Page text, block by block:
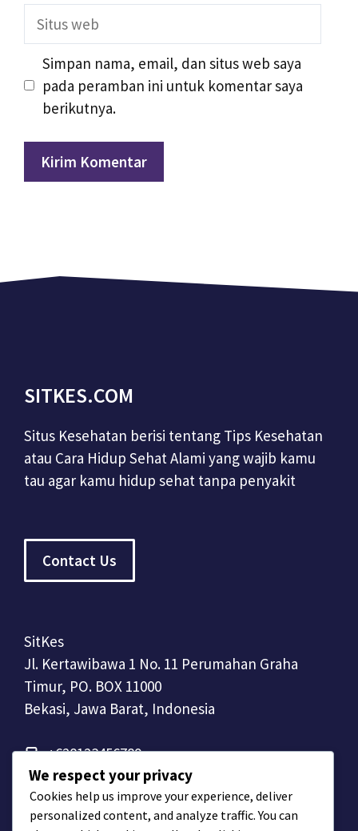
Situs
Simpan nama, email, dan situs web saya
pada peramban ini untuk komentar saya
berikutnya.
SITKES.COM
Situs Kesehatan berisi tentang Tips Kesehatan
atau Cara Hidup Sehat Alami yang wajib kamu
tau agar kamu hidup sehat tanpa penyakit
Contact Us
SitKes
Jl. Kertawibawa 1 No. 11 Perumahan Graha
Timur, PO. BOX 11000
Bekasi, Jawa Barat, Indonesia
+628123456789
We respect your privacy
Cookies help us improve your experience, deliver
personalized content, and analyze traffic. You can